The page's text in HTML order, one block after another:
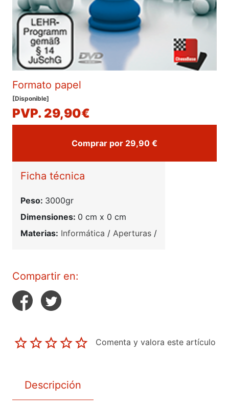
Formato papel
[Disponible]
PVP. 29,90€
Comprar por 29,90 €
Ficha técnica
Peso: 3000gr
Dimensiones: 0 cm x 0 cm
Materias: Informática / Aperturas /
Compartir en:
Comenta y valora este artículo
Descripción